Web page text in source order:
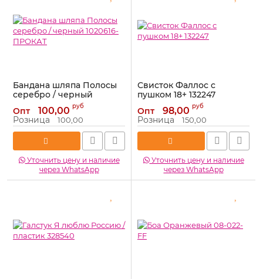
Бандана шляпа Полосы
серебро / черный
1020616-ПРОКАТ
Артикул: 1020616-ПРОКАТ
Опт 100,00 руб
Розница 100,00
Уточнить цену и наличие
через WhatsApp
Свисток Фаллос с
пушком 18+ 132247
Артикул: 132247
Опт 98,00 руб
Розница 150,00
Уточнить цену и наличие
через WhatsApp